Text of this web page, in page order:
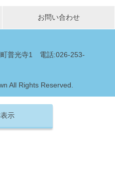
お問い合わせ
町普光寺1 電話:026-253-
All Rights Reserved.
示